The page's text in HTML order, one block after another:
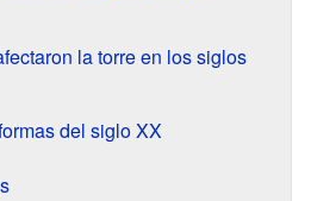
la torre en los siglos
del siglo XX